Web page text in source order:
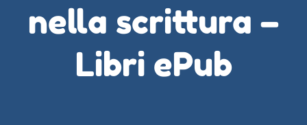
nella scrittura –
Libri ePub